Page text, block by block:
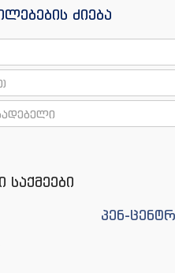
ძიება
პენ-